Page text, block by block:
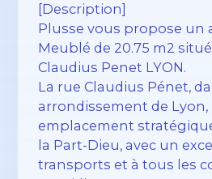
[Description]
Plusse vous propose un
Meublé de 20.75 m2
Claudius Penet LYON.
La rue Claudius Pénet,
arrondissement de Lyon,
emplacement
la Part-Dieu, avec un
transports et à tous les